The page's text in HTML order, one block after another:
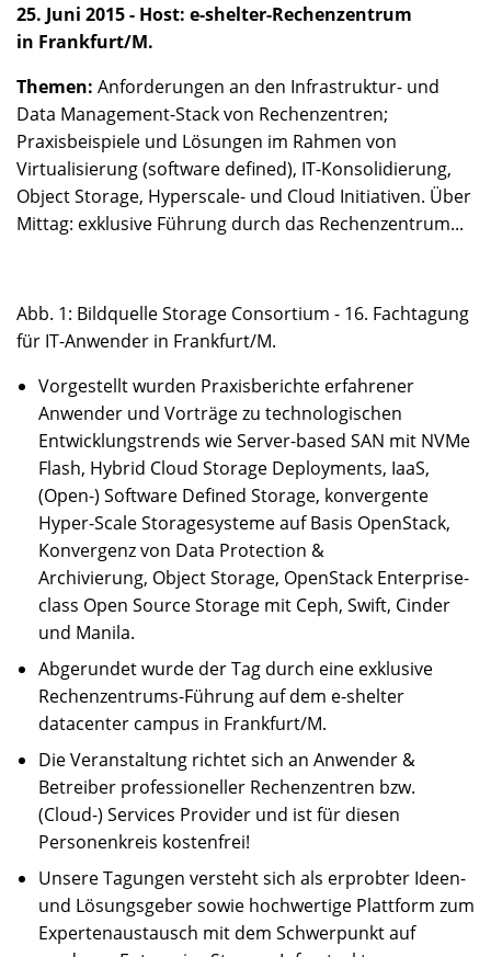
25. Juni 2015 - Host: e-shelter-Rechenzentrum
in Frankfurt/M.
Themen: Anforderungen an den Infrastruktur- und
Data Management-Stack von Rechenzentren;
Praxisbeispiele und Lösungen im Rahmen von
Virtualisierung (software defined), IT-Konsolidierung,
Object Storage, Hyperscale- und Cloud Initiativen. Über
Mittag: exklusive Führung durch das Rechenzentrum...
Abb. 1: Bildquelle Storage Consortium - 16. Fachtagung
für IT-Anwender in Frankfurt/M.
Vorgestellt wurden Praxisberichte erfahrener
Anwender und Vorträge zu technologischen
Entwicklungstrends wie Server-based SAN mit NVMe
Flash, Hybrid Cloud Storage Deployments, IaaS,
(Open-) Software Defined Storage, konvergente
Hyper-Scale Storagesysteme auf Basis OpenStack,
Konvergenz von Data Protection &
Archivierung, Object Storage, OpenStack Enterprise-
class Open Source Storage mit Ceph, Swift, Cinder
und Manila.
Abgerundet wurde der Tag durch eine exklusive
Rechenzentrums-Führung auf dem e-shelter
datacenter campus in Frankfurt/M.
Die Veranstaltung richtet sich an Anwender &
Betreiber professioneller Rechenzentren bzw.
(Cloud-) Services Provider und ist für diesen
Personenkreis kostenfrei!
Unsere Tagungen versteht sich als erprobter Ideen-
und Lösungsgeber sowie hochwertige Plattform zum
Expertenaustausch mit dem Schwerpunkt auf